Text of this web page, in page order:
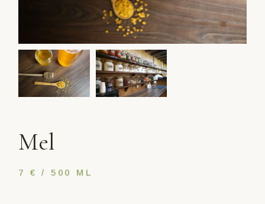
Mel
7 € / 500 ML